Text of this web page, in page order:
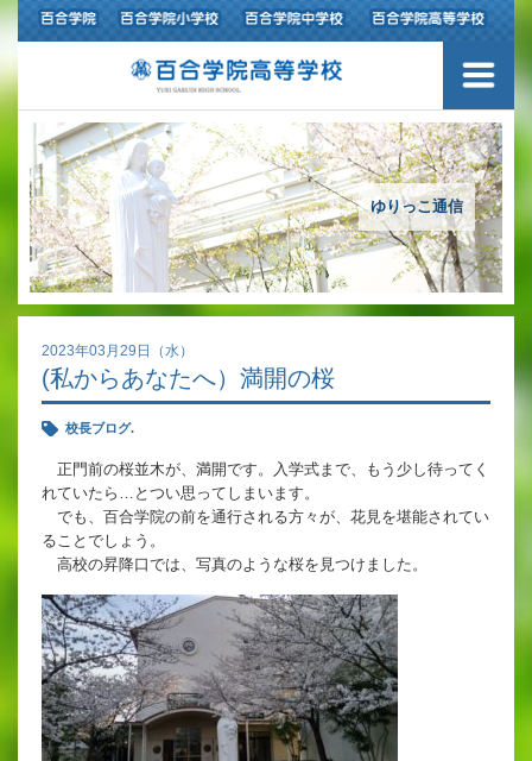
ゆりっこ通信
2023年03月29日（水）
(私からあなたへ）満開の桜
校長ブログ.
正門前の桜並木が、満開です。入学式まで、もう少し待ってく
れていたら…とつい思ってしまいます。
でも、百合学院の前を通行される方々が、花見を堪能されてい
ることでしょう。
高校の昇降口では、写真のような桜を見つけました。
学校紹介
アクセスマップ
沿革
アカデミックリサーチコース
充実のフォローアップ体制
両コース共通の取り組み
施設紹介
ゆりっこおすすめの